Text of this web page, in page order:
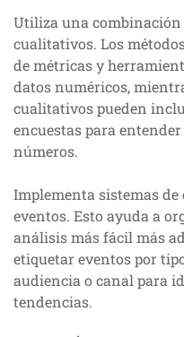
Utiliza una
cualitativos. Los
de métricas y
datos numéricos,
cualitativos pueden
encuestas para
números.
Implementa sistemas
eventos. Esto ayuda a
análisis más fácil más
etiquetar eventos por
audiencia o canal para
tendencias.